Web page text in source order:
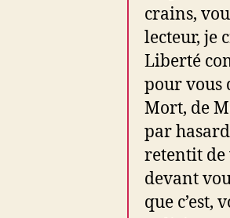
crains,
lecteur, je
Liberté
pour vous
Mort, de
par
retentit de
devant
que c’est,